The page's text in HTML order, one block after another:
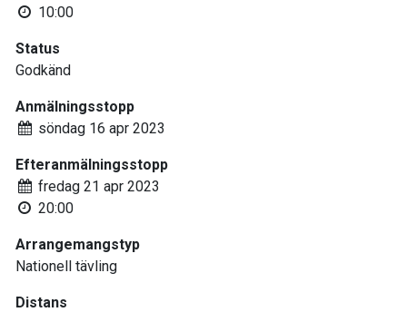
10:00
Status
Godkänd
Anmälningsstopp
söndag 16 apr 2023
Efteranmälningsstopp
fredag 21 apr 2023
20:00
Arrangemangstyp
Nationell tävling
Distans